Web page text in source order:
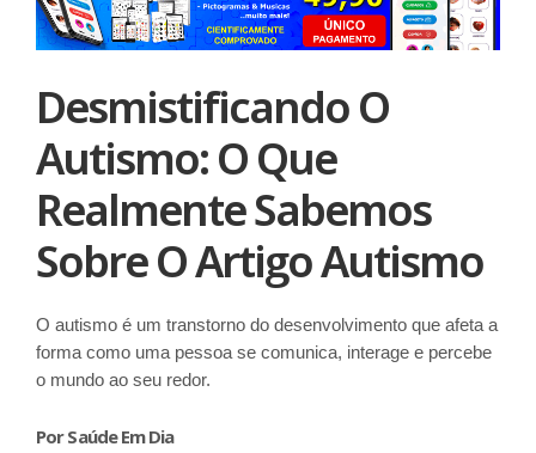
Desmistificando O
Autismo: O Que
Realmente Sabemos
Sobre O Artigo Autismo
O autismo é um transtorno do desenvolvimento que afeta a
forma como uma pessoa se comunica, interage e percebe
o mundo ao seu redor.
Por Saúde Em Dia